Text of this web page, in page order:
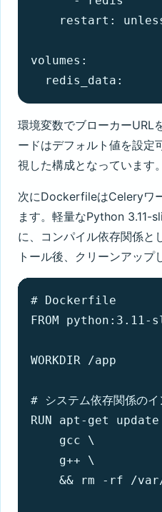
restart:
volumes:
  redis_data:
環境変数でブローカーURL
ードはデフォルト値を設定
視した構成となっています。
次にDockerfileはCeleryワ
ます。軽量なPython 3.11-
に、コンパイル依存関係
トール後、クリーンアップ
# Dockerfile
FROM python:3.11-
WORKDIR /app
# システム依存関係のイ
RUN apt-get
    gcc \
    g++ \
&& rm -rf /